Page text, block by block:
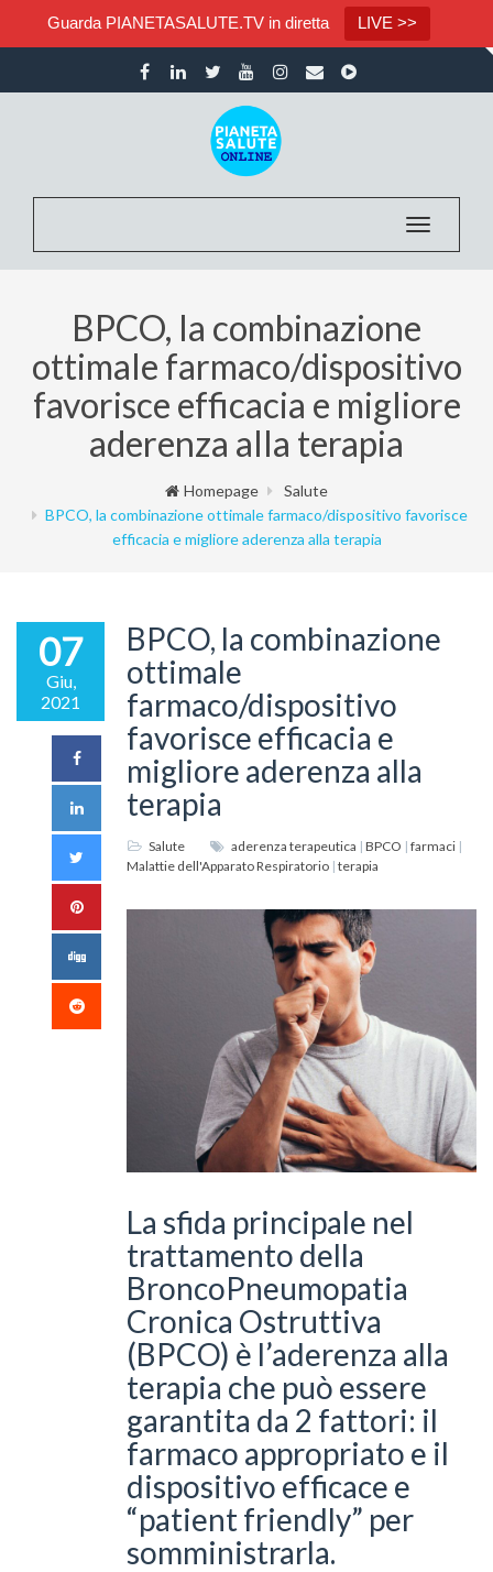
Guarda PIANETASALUTE.TV in diretta LIVE >>
Toggle
BPCO, la combinazione
ottimale farmaco/dispositivo
favorisce efficacia e migliore
aderenza alla terapia
Homepage
Salute
BPCO, la combinazione ottimale farmaco/dispositivo favorisce
efficacia e migliore aderenza alla terapia
07
Giu,
2021
BPCO, la combinazione
ottimale
farmaco/dispositivo
favorisce efficacia e
migliore aderenza alla
terapia
Salute aderenza terapeutica | BPCO | farmaci |
Malattie dell'Apparato Respiratorio | terapia
La sfida principale nel
trattamento della
BroncoPneumopatia
Cronica Ostruttiva
(BPCO) è l’aderenza alla
terapia che può essere
garantita da 2 fattori: il
farmaco appropriato e il
dispositivo efficace e
“patient friendly” per
somministrarla.